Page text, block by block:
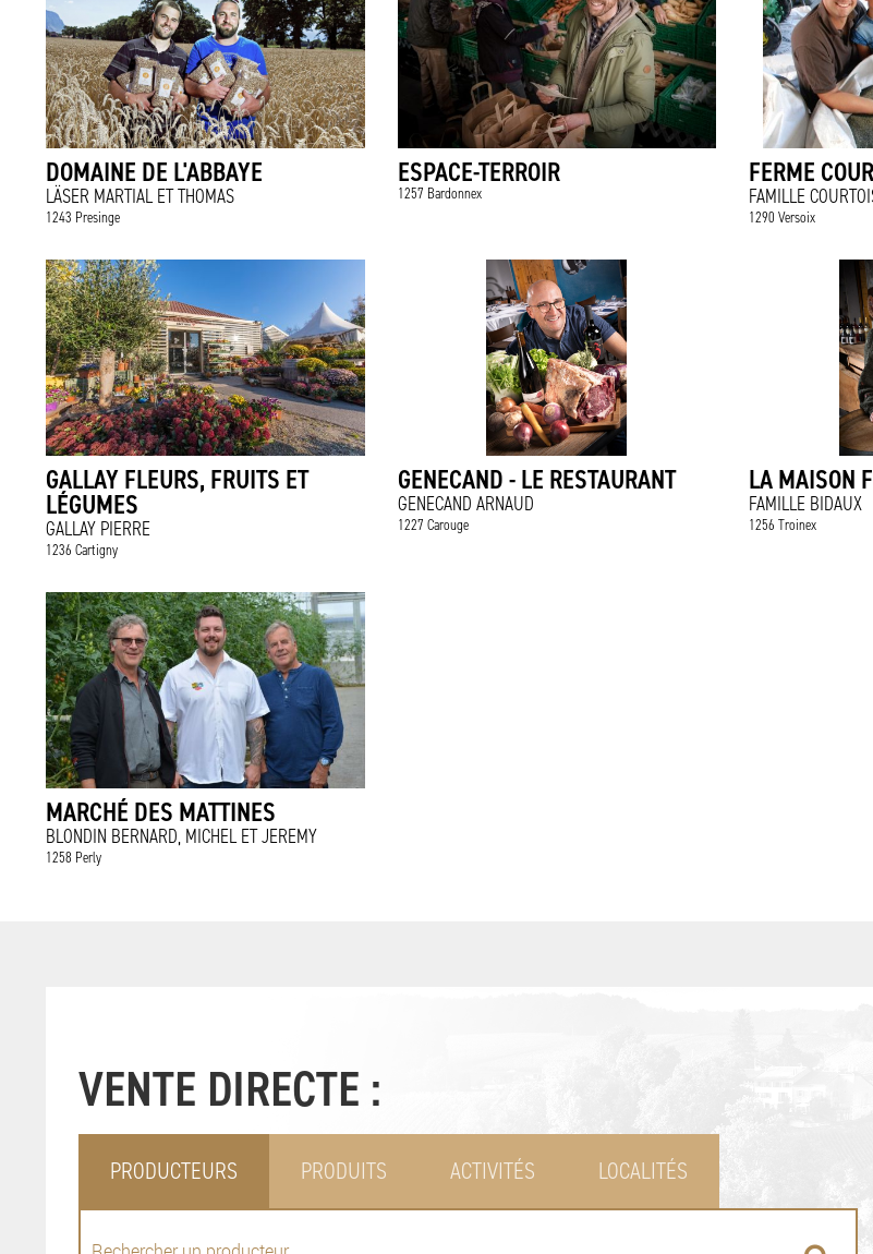
DOMAINE DE L'ABBAYE
LÄSER MARTIAL ET THOMAS
1243 Presinge
ESPACE-TERROIR
1257 Bardonnex
FERME
FAMILLE
1290 Versoix
GALLAY FLEURS, FRUITS ET
LÉGUMES
GALLAY PIERRE
1236 Cartigny
GENECAND - LE RESTAURANT
GENECAND ARNAUD
1227 Carouge
LA MAISON
FAMILLE BIDAUX
1256 Troinex
MARCHÉ DES MATTINES
BLONDIN BERNARD, MICHEL ET JEREMY
1258 Perly
VENTE DIRECTE :
PRODUCTEURS PRODUITS ACTIVITÉS LOCALITÉS